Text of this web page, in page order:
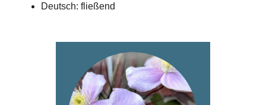
Deutsch: fließend